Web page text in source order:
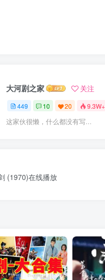
大河剧之家 关注
449 10 20 9.3W+
这家伙很懒，什么都没有写...
(1970)在线播放